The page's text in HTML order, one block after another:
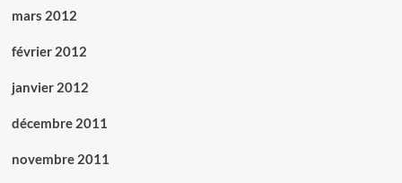
mars 2012
février 2012
janvier 2012
décembre 2011
novembre 2011